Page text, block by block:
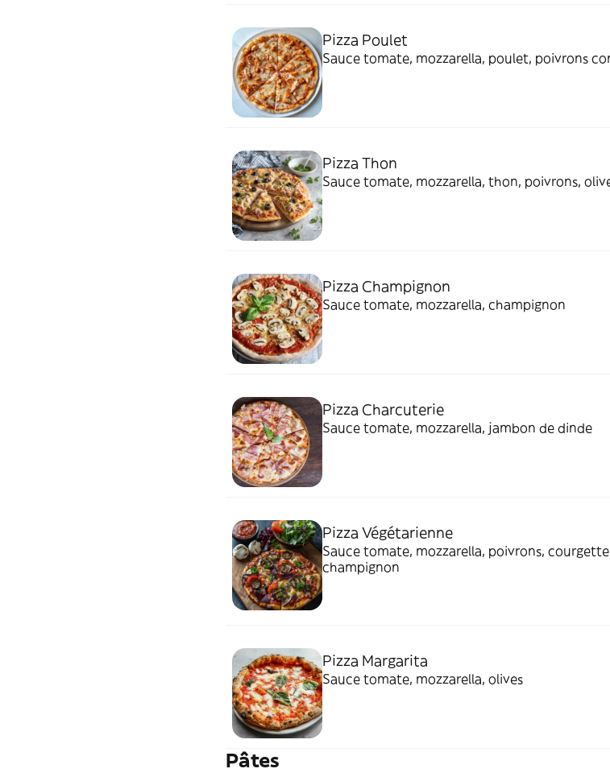
Pizza Poulet
Sauce tomate, mozzarella, poulet, poivrons
Pizza Thon
Sauce tomate, mozzarella, thon, poivrons,
Pizza Champignon
Sauce tomate, mozzarella, champignon
Pizza Charcuterie
Sauce tomate, mozzarella, jambon de dinde
Pizza Végétarienne
Sauce tomate, mozzarella, poivrons,
champignon
Pizza Margarita
Sauce tomate, mozzarella, olives
Pâtes